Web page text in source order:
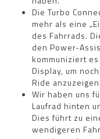
Die Turbo
mehr als eine
des Fahrrads.
den Power-
kommuniziert
Display, um
Ride anzuzeigen.
Wir haben uns
Laufrad hinten
Dies führt zu
wendigeren